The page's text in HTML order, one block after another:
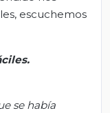
escuchemos
.
se había